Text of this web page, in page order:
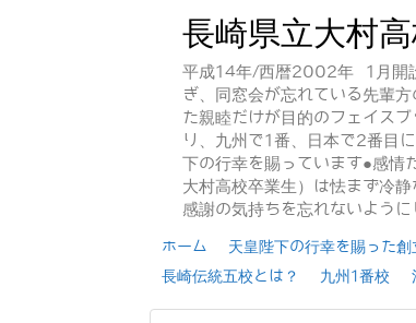
長崎県立大村
平成14年/西暦2002年 1月開
ぎ、同窓会が忘れている先輩
た親睦だけが目的のフェイス
り、九州で1番、日本で2番目
下の行幸を賜っています●感情
大村高校卒業生）は怯まず冷
感謝の気持ちを忘れないように
ホーム 天皇陛下の行幸を賜った
長崎伝統五校とは？
九州1番校